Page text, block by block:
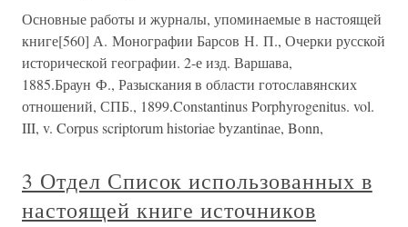
Основные работы и журналы, упоминаемые в настоящей
книге[560] А. Монографии Барсов Н. П., Очерки русской
исторической географии. 2-е изд. Варшава,
1885.Браун Ф., Разыскания в области готославянских
отношений, СПБ., 1899.Constantinus Porphyrogenitus. vol.
III, v. Corpus scriptorum histоriаe byzantinaе, Bonn,
3 Отдел Список использованных в
настоящей книге источников